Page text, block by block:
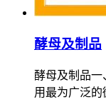
酵母及制品
酵母及制品
用最为广泛